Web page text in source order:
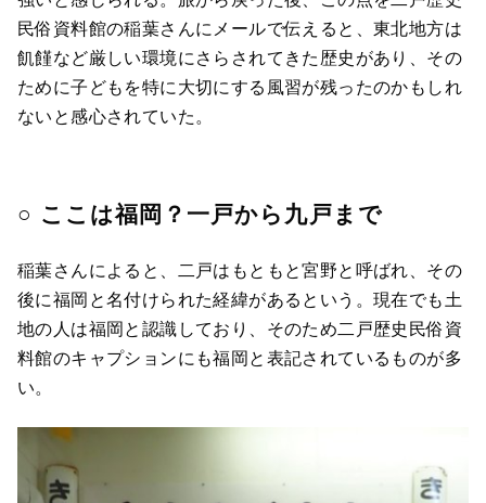
民俗資料館の稲葉さんにメールで伝えると、東北地方は
飢饉など厳しい環境にさらされてきた歴史があり、その
ために子どもを特に大切にする風習が残ったのかもしれ
ないと感心されていた。
○ ここは福岡？一戸から九戸まで
稲葉さんによると、二戸はもともと宮野と呼ばれ、その
後に福岡と名付けられた経緯があるという。現在でも土
地の人は福岡と認識しており、そのため二戸歴史民俗資
料館のキャプションにも福岡と表記されているものが多
い。